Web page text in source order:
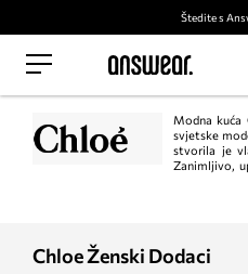
Štedite s
Modna kuća
svjetske
stvorila je
Zanimljivo,
godinama 1952.-1959., a zatim su na
Lagerfeld, Stella McCartney i Phoebe
Chloe Ženski Dodaci